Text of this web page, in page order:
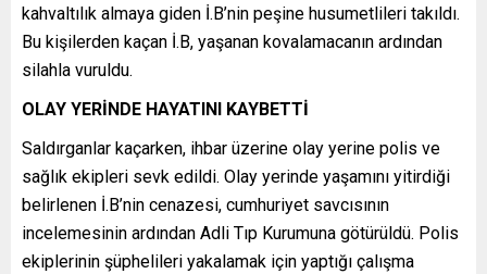
kahvaltılık almaya giden İ.B’nin peşine husumetlileri takıldı.
Bu kişilerden kaçan İ.B, yaşanan kovalamacanın ardından
silahla vuruldu.
OLAY YERİNDE HAYATINI KAYBETTİ
Saldırganlar kaçarken, ihbar üzerine olay yerine polis ve
sağlık ekipleri sevk edildi. Olay yerinde yaşamını yitirdiği
belirlenen İ.B’nin cenazesi, cumhuriyet savcısının
incelemesinin ardından Adli Tıp Kurumuna götürüldü. Polis
ekiplerinin şüphelileri yakalamak için yaptığı çalışma